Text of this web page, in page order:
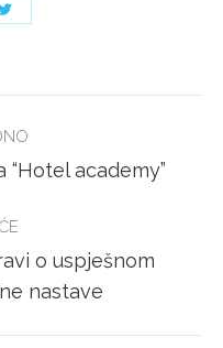
academy”
o uspješnom
nastave